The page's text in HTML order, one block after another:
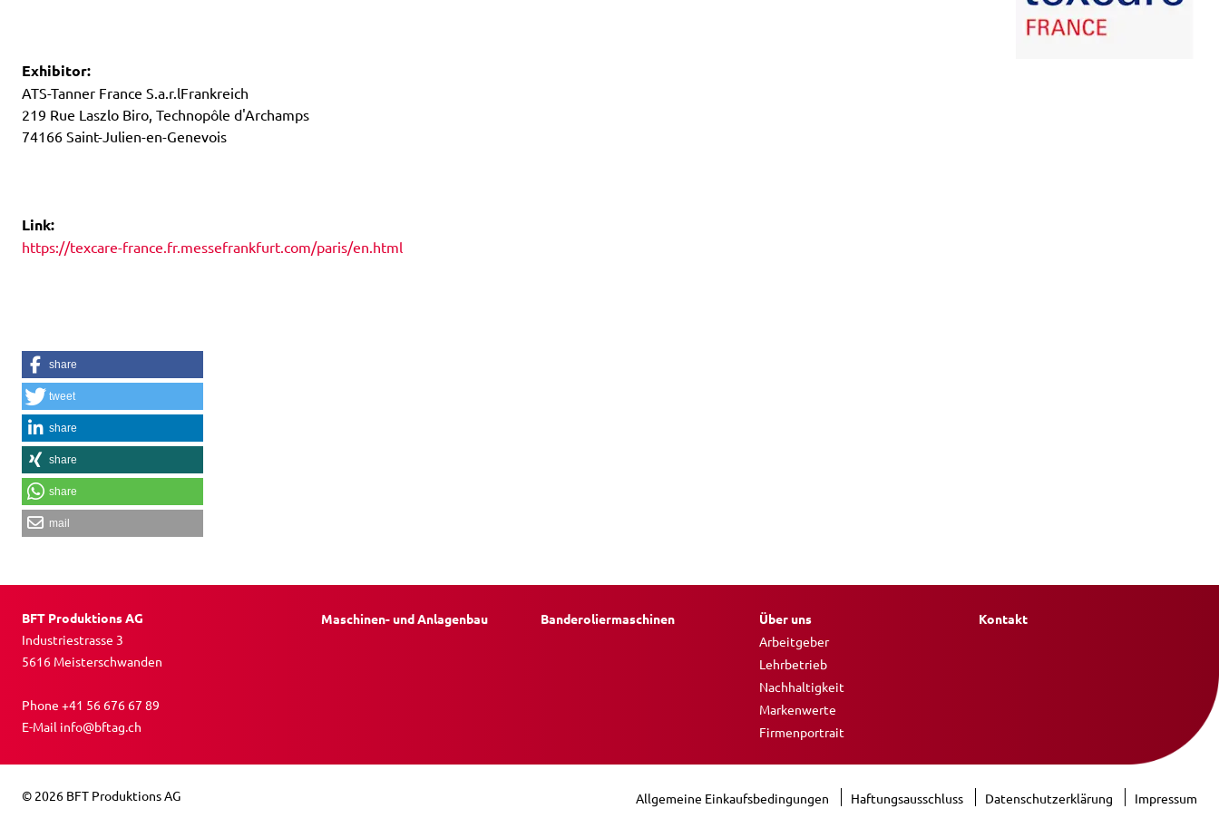
Exhibitor:
ATS-Tanner France S.a.r.lFrankreich
219 Rue Laszlo Biro, Technopôle d'Archamps
74166 Saint-Julien-en-Genevois
Link:
https://texcare-france.fr.messefrankfurt.com/paris/en.html
share
tweet
share
share
share
mail
BFT Produktions AG
Industriestrasse 3
5616 Meisterschwanden
Phone +41 56 676 67 89
E-Mail info@bftag.ch
Maschinen- und Anlagenbau Banderoliermaschinen
Über uns
Arbeitgeber
Lehrbetrieb
Nachhaltigkeit
Markenwerte
Firmenportrait
Kontakt
© 2026 BFT Produktions AG Allgemeine Einkaufsbedingungen Haftungsausschluss Datenschutzerklärung Impressum